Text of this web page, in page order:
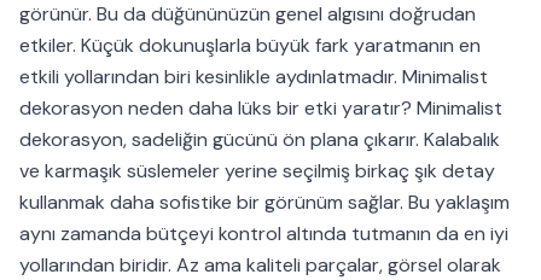
görünür. Bu da düğününüzün genel algısını doğrudan
etkiler. Küçük dokunuşlarla büyük fark yaratmanın en
etkili yollarından biri kesinlikle aydınlatmadır. Minimalist
dekorasyon neden daha lüks bir etki yaratır? Minimalist
dekorasyon, sadeliğin gücünü ön plana çıkarır. Kalabalık
ve karmaşık süslemeler yerine seçilmiş birkaç şık detay
kullanmak daha sofistike bir görünüm sağlar. Bu yaklaşım
aynı zamanda bütçeyi kontrol altında tutmanın da en iyi
yollarından biridir. Az ama kaliteli parçalar, görsel olarak